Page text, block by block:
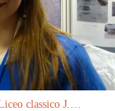
classico J.